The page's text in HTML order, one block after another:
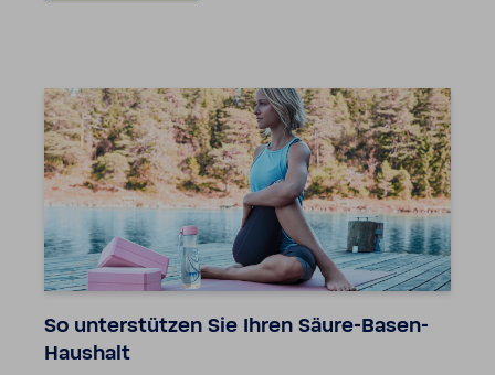
So unter­stützen Sie Ihren Säure-​Basen-
Haushalt